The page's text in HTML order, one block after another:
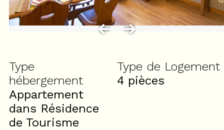
Type
hébergement
Appartement
dans Résidence
de Tourisme
Type de Logement
4 pièces